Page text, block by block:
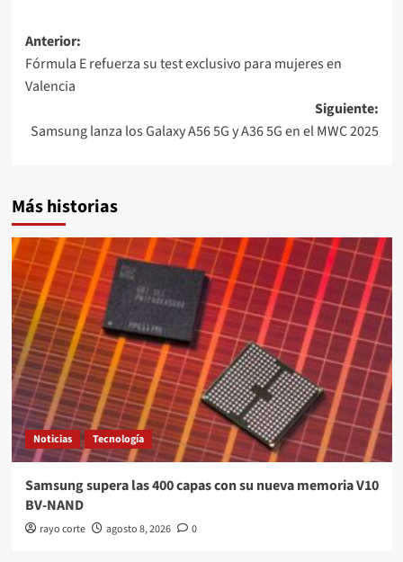
Navegación
de
entradas
Anterior:
Fórmula E refuerza su test exclusivo para mujeres en
Valencia
Siguiente:
Samsung lanza los Galaxy A56 5G y A36 5G en el MWC 2025
Más historias
Noticias Tecnología
Samsung supera las 400 capas con su nueva memoria V10
BV-NAND
rayo corte agosto 8, 2026 0